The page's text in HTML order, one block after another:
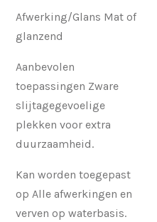
Afwerking/Glans Mat of
glanzend
Aanbevolen
toepassingen Zware
slijtagegevoelige
plekken voor extra
duurzaamheid.
Kan worden toegepast
op Alle afwerkingen en
verven op waterbasis.